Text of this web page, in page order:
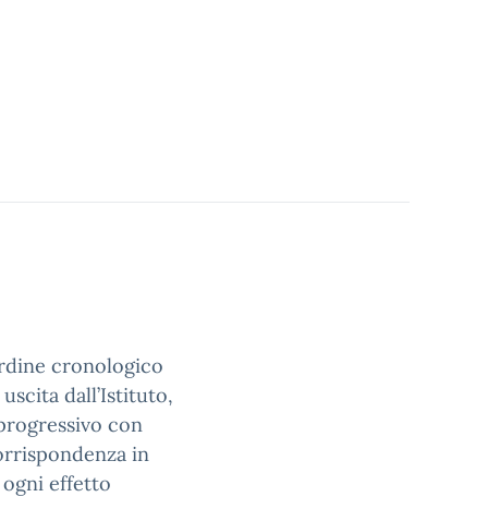
cronologico
dall’Istituto,
con
in
effetto